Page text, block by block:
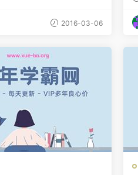
2016-03-06